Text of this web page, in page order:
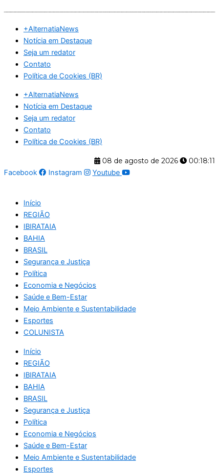
conteúdo
+AlternatiaNews
Notícia em Destaque
Seja um redator
Contato
Política de Cookies (BR)
+AlternatiaNews
Notícia em Destaque
Seja um redator
Contato
Política de Cookies (BR)
08 de agosto de 2026
00:18:11
Facebook
Instagram Youtube
Início
REGIÃO
IBIRATAIA
BAHIA
BRASIL
Segurança e Justiça
Política
Economia e Negócios
Saúde e Bem-Estar
Meio Ambiente e Sustentabilidade
Esportes
COLUNISTA
Início
REGIÃO
IBIRATAIA
BAHIA
BRASIL
Segurança e Justiça
Política
Economia e Negócios
Saúde e Bem-Estar
Meio Ambiente e Sustentabilidade
Esportes